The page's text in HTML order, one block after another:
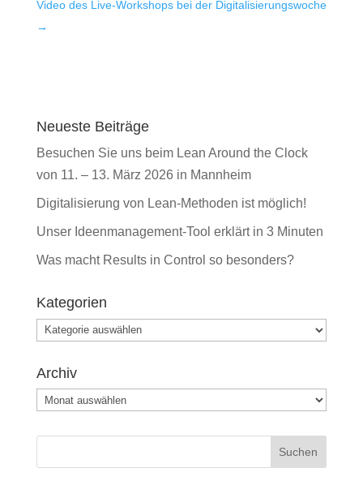
Video des Live-Workshops bei der Digitalisierungswoche
→
Neueste Beiträge
Besuchen Sie uns beim Lean Around the Clock
von 11. – 13. März 2026 in Mannheim
Digitalisierung von Lean-Methoden ist möglich!
Unser Ideenmanagement-Tool erklärt in 3 Minuten
Was macht Results in Control so besonders?
Kategorien
Kategorien
Archiv
Archiv